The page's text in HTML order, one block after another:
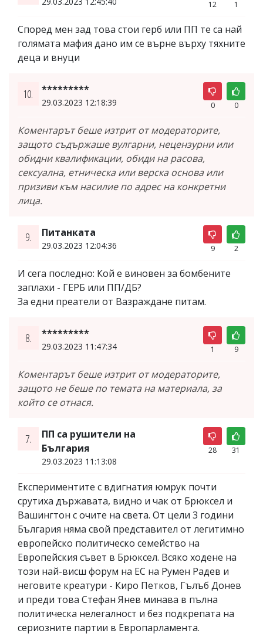
12 1
Според мен зад това стои герб или ПП те са най
голямата мафия дано им се върне върху тяхните
деца и внуци
10. *********
29.03.2023 12:18:39 0 0
Коментарът беше изтрит от модераторите,
защото съдържаше вулгарни, нецензурни или
обидни квалификации, обиди на расова,
сексуална, етническа или верска основа или
призиви към насилие по адрес на конкретни
лица.
9. Питанката
29.03.2023 12:04:36 9 2
И сега последно: Кой е виновен за бомбените
заплахи - ГЕРБ или ПП/ДБ?
За едни преатели от Вазраждане питам.
8. *********
29.03.2023 11:47:34 1 9
Коментарът беше изтрит от модераторите,
защото не беше по темата на материала, за
който се отнася.
7.
ПП са рушители на
България
29.03.2023 11:13:08
28 31
Експериментите с вдигнатия юмрук почти
срутиха държавата, видно и чак от Брюксел и
Вашингтон с очите на света. От цели 3 години
България няма свой представител от легитимно
европейско политическо семейство на
Европейския съвет в Брюксел. Всяко ходене на
този най-висш форум на ЕС на Румен Радев и
неговите креатури - Киро Петков, Гълъб Донев
и преди това Стефан Янев минава в пълна
политическа нелегалност и без подкрепата на
сериозните партии в Европарламента.